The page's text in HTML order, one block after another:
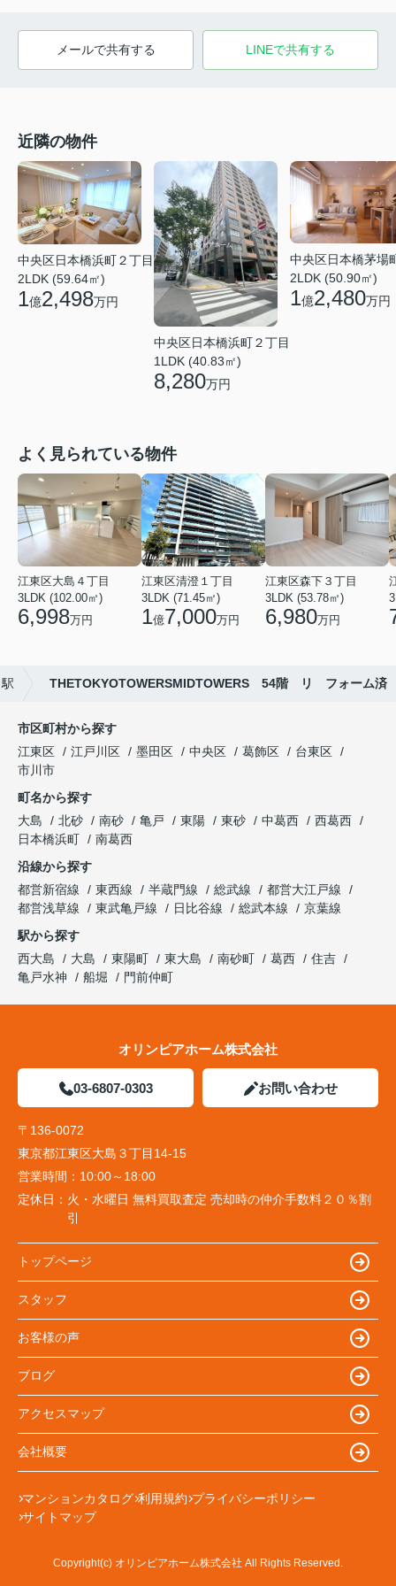
メールで共有する LINEで共有する
近隣の物件
中央区日本橋浜町２丁目
2LDK (59.64㎡)
1億2,498万円
中央区日本橋浜町２丁目
1LDK (40.83㎡)
8,280万円
中央区日本橋茅場
2LDK (50.90㎡)
1億2,480万円
よく見られている物件
江東区大島４丁目
3LDK (102.00㎡)
6,998万円
江東区清澄１丁目
3LDK (71.45㎡)
1億7,000万円
江東区森下３丁目
3LDK (53.78㎡)
6,980万円
THETOKYOTOWERSMIDTOWERS 54階 リ フォーム済
市区町村から探す
江東区
江戸川区 墨田区 中央区 葛飾区
台東区
市川市
町名から探す
大島
北砂 南砂 亀戸 東陽 東砂 中葛西
西葛西
日本橋浜町
南葛西
沿線から探す
都営新宿線
東西線 半蔵門線 総武線
都営大江戸線
都営浅草線
東武亀戸線 日比谷線 総武本線
京葉線
駅から探す
西大島
大島 東陽町 東大島 南砂町 葛西
住吉
亀戸水神
船堀 門前仲町
オリンピアホーム株式会社
03-6807-0303 お問い合わせ
〒136-0072
東京都江東区大島３丁目14-15
営業時間： 10:00～18:00
定休日： 火・水曜日 無料買取査定 売却時の仲介手数料２０％割
引
トップページ
スタッフ
お客様の声
ブログ
アクセスマップ
会社概要
マンションカタログ 利用規約 プライバシーポリシー
サイトマップ
Copyright(c) オリンピアホーム株式会社 All Rights Reserved.